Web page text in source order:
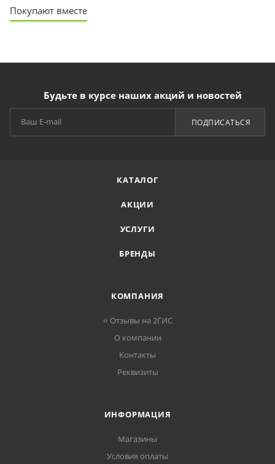
Покупают вместе
Будьте в курсе наших акций и новостей
ПОДПИСАТЬСЯ
КАТАЛОГ
АКЦИИ
УСЛУГИ
БРЕНДЫ
КОМПАНИЯ
⭐ Отзывы на 2ГИС
О компании
Контакты
Реквизиты
ИНФОРМАЦИЯ
Магазины
Условия оплаты